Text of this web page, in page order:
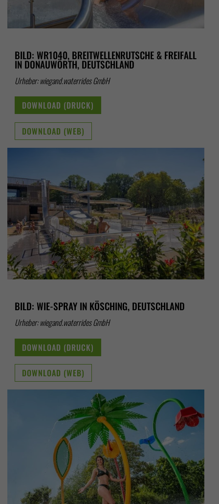
BILD: WR1040, BREITWELLENRUTSCHE & FREIFALL
IN DONAUWÖRTH, DEUTSCHLAND
Urheber: wiegand.waterrides GmbH
DOWNLOAD (DRUCK)
DOWNLOAD (WEB)
BILD: WIE-SPRAY IN KÖSCHING, DEUTSCHLAND
Urheber: wiegand.waterrides GmbH
DOWNLOAD (DRUCK)
DOWNLOAD (WEB)